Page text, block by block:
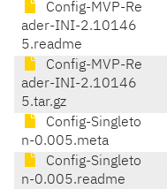
Config-MVP-Re
ader-INI-2.10146
5.readme
Config-MVP-Re
ader-INI-2.10146
5.tar.gz
Config-Singleto
n-0.005.meta
Config-Singleto
n-0.005.readme